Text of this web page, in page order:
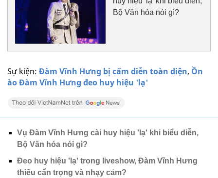
Sự kiện: Đàm Vĩnh Hưng bị cấm diễn toàn diện, Ồn
ào Đàm Vĩnh Hưng đeo huy hiệu 'lạ'
Bộ Văn hóa nói gì?
Vụ Đàm Vĩnh Hưng cài huy hiệu 'lạ' khi biểu diễn,
Bộ Văn hóa nói gì?
Đeo huy hiệu 'lạ' trong liveshow, Đàm Vĩnh Hưng
thiếu cẩn trọng và nhạy cảm?